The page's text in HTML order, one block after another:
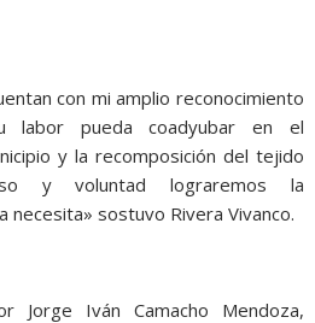
con mi amplio reconocimiento
pueda coadyubar en el
y la recomposición del tejido
y voluntad lograremos la
necesita» sostuvo Rivera Vivanco.
Iván Camacho Mendoza,